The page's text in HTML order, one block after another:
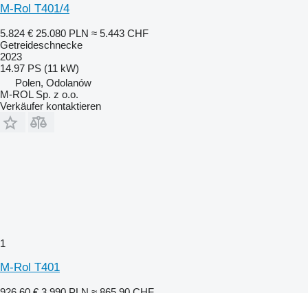
M-Rol T401/4
5.824 € 25.080 PLN ≈ 5.443 CHF
Getreideschnecke
2023
14.97 PS (11 kW)
Polen, Odolanów
M-ROL Sp. z o.o.
Verkäufer kontaktieren
1
M-Rol T401